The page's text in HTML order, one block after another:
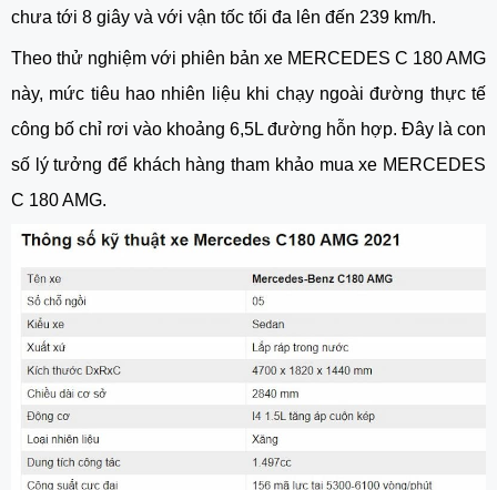
chưa tới 8 giây và với vận tốc tối đa lên đến 239 km/h.
Theo thử nghiệm với phiên bản xe MERCEDES C 180 AMG
này, mức tiêu hao nhiên liệu khi chạy ngoài đường thực tế
công bố chỉ rơi vào khoảng 6,5L đường hỗn hợp. Đây là con
số lý tưởng để khách hàng tham khảo mua xe MERCEDES
C 180 AMG.